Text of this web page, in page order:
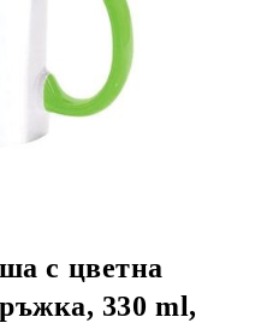
с цветна
330 ml,